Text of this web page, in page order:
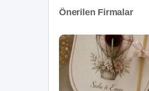
Önerilen Firmalar